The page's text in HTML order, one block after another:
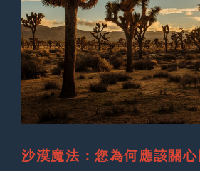
沙漠魔法：您為何應該關